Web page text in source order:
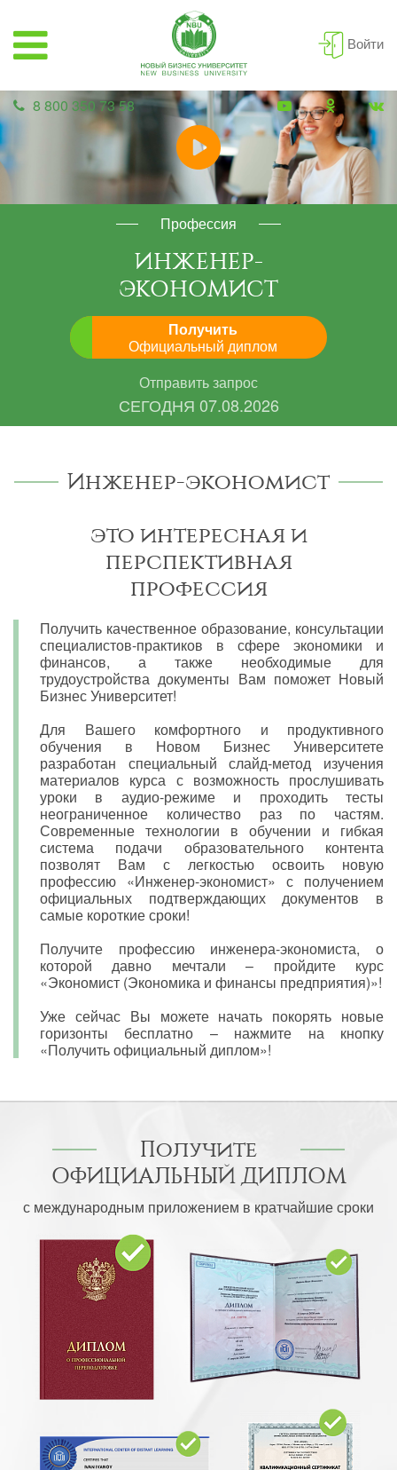
Войти
8 800 350 73 58
Профессия
ИНЖЕНЕР-
ЭКОНОМИСТ
Получить
Официальный диплом
Отправить запрос
СЕГОДНЯ 07.08.2026
Инженер-экономист
это интересная и
перспективная
профессия
Получить качественное образование, консультации
специалистов-практиков в сфере экономики и
финансов, а также необходимые для
трудоустройства документы Вам поможет Новый
Бизнес Университет!
Для Вашего комфортного и продуктивного
обучения в Новом Бизнес Университете
разработан специальный слайд-метод изучения
материалов курса с возможность прослушивать
уроки в аудио-режиме и проходить тесты
неограниченное количество раз по частям.
Современные технологии в обучении и гибкая
система подачи образовательного контента
позволят Вам с легкостью освоить новую
профессию «Инженер-экономист» с получением
официальных подтверждающих документов в
самые короткие сроки!
Получите профессию инженера-экономиста, о
которой давно мечтали – пройдите курс
«Экономист (Экономика и финансы предприятия)»!
Уже сейчас Вы можете начать покорять новые
горизонты бесплатно – нажмите на кнопку
«Получить официальный диплом»!
Получите
ОФИЦИАЛЬНЫЙ ДИПЛОМ
с международным приложением в кратчайшие сроки